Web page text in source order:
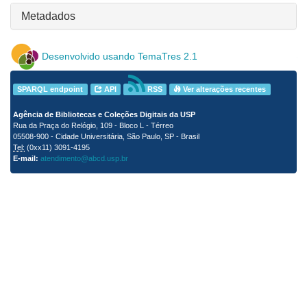
Metadados
Desenvolvido usando TemaTres 2.1
SPARQL endpoint API RSS Ver alterações recentes
Agência de Bibliotecas e Coleções Digitais da USP
Rua da Praça do Relógio, 109 - Bloco L - Térreo
05508-900 - Cidade Universitária, São Paulo, SP - Brasil
Tel: (0xx11) 3091-4195
E-mail: atendimento@abcd.usp.br